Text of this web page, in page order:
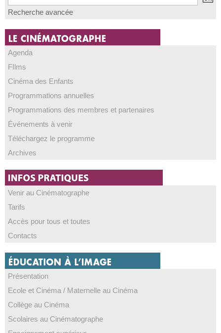
Recherche avancée
Agenda
FIlms
Cinéma des Enfants
Programmations annuelles
Programmations des membres et partenaires
Événements à venir
Téléchargez le programme
Archives
Venir au Cinématographe
Tarifs
Accès pour tous et toutes
Contacts
Présentation
Ecole et Cinéma / Maternelle au Cinéma
Collège au Cinéma
Scolaires au Cinématographe